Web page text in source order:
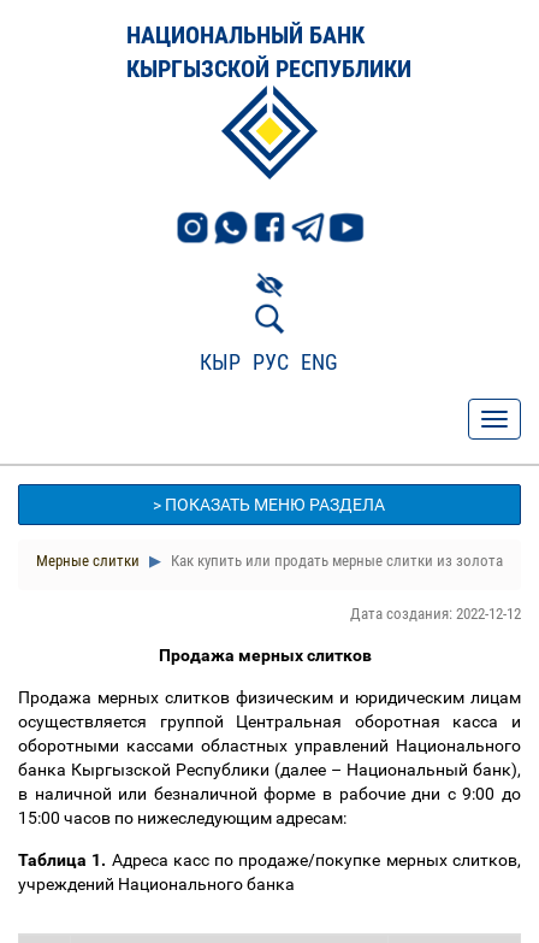
НАЦИОНАЛЬНЫЙ БАНК
КЫРГЫЗСКОЙ РЕСПУБЛИКИ
КЫР РУС ENG
> ПОКАЗАТЬ МЕНЮ РАЗДЕЛА
Мерные слитки Как купить или продать мерные слитки из золота
Дата создания: 2022-12-12
Продажа мерных слитков
Продажа мерных слитков физическим и юридическим лицам
осуществляется группой Центральная оборотная касса и
оборотными кассами областных управлений Национального
банка Кыргызской Республики (далее – Национальный банк),
в наличной или безналичной форме в рабочие дни с 9:00 до
15:00 часов по нижеследующим адресам:
Таблица 1. Адреса касс по продаже/покупке мерных слитков,
учреждений Национального банка